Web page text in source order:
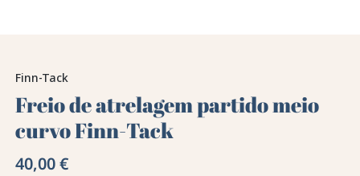
Finn-Tack
Freio de atrelagem partido meio
curvo Finn-Tack
40,00 €